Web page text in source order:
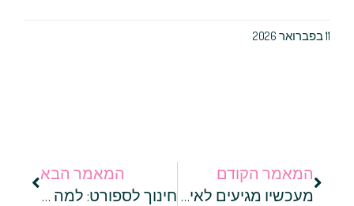
המאמר הקודם
מעכשיו מגיעים לאימון עם רכב: מהו ליסינג פרטי?
המאמר הבא
חינוך לספורט: למה חשוב להקפיד על פעילות גופנית לילדים?